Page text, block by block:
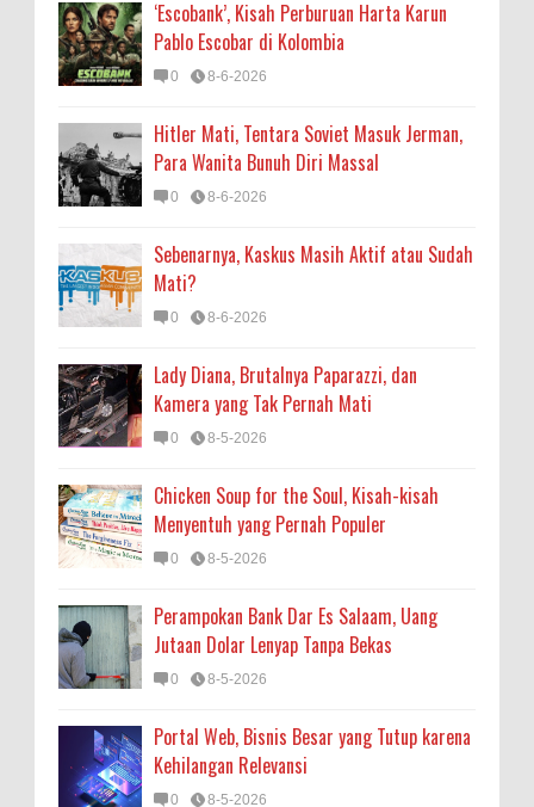
‘Escobank’, Kisah Perburuan Harta Karun
Pablo Escobar di Kolombia
0 8-6-2026
Hitler Mati, Tentara Soviet Masuk Jerman,
Para Wanita Bunuh Diri Massal
0 8-6-2026
Sebenarnya, Kaskus Masih Aktif atau Sudah
Mati?
0 8-6-2026
Lady Diana, Brutalnya Paparazzi, dan
Kamera yang Tak Pernah Mati
0 8-5-2026
Chicken Soup for the Soul, Kisah-kisah
Menyentuh yang Pernah Populer
0 8-5-2026
Perampokan Bank Dar Es Salaam, Uang
Jutaan Dolar Lenyap Tanpa Bekas
0 8-5-2026
Portal Web, Bisnis Besar yang Tutup karena
Kehilangan Relevansi
0 8-5-2026